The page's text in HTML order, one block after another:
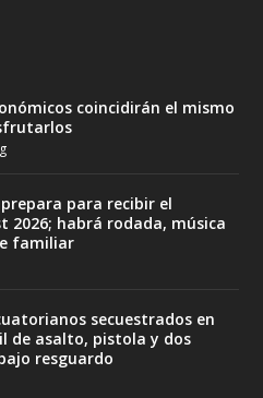
coincidirán el mismo
prepara para recibir el
2026; habrá rodada, música
familiar
secuestrados en
de asalto, pistola y dos
resguardo